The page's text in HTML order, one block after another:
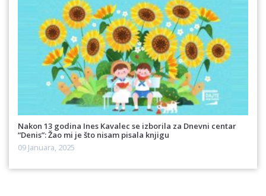
Nakon 13 godina Ines Kavalec se izborila za Dnevni centar
“Denis”: Žao mi je što nisam pisala knjigu
09 Januara, 2025